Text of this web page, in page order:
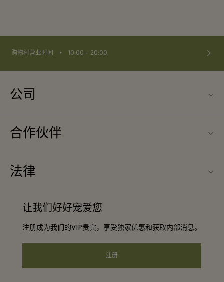
购物村营业时间 ⬩ 10:00 – 20:00
公司
常见问题
联系我们
工作机会
合作伙伴
成为合作伙伴
酒店及景点合作伙伴
Corporate Programme
法律
会员条款与条件
让我们好好宠爱您
注册成为我们的VIP贵宾，享受独家优惠和获取内部消息。
注册